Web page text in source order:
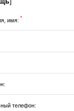
имя: *
телефон: